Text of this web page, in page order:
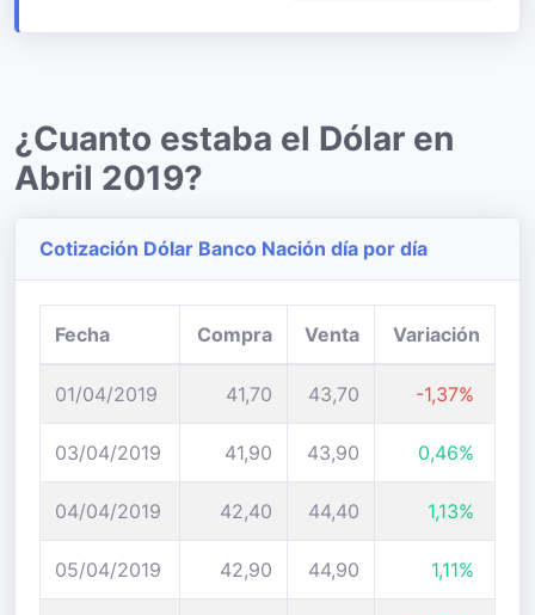
¿Cuanto estaba el Dólar en
Abril 2019?
Cotización Dólar Banco Nación día por día
Fecha Compra Venta Variación
01/04/2019 41,70 43,70 -1,37%
03/04/2019 41,90 43,90 0,46%
04/04/2019 42,40 44,40 1,13%
05/04/2019 42,90 44,90 1,11%